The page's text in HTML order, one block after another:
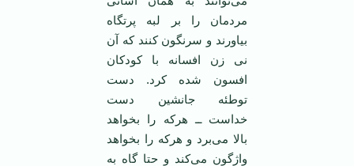
مردمان را بر لبه پرتگاه
بیاورند و سرنگون كنند كه آن
نی زن افسانه با كودكان
افسون شده كرد. دست
توطئه جانشین دست
خداست ــ هركه را بخواهد
بالا می‌برد و ‏هركه را بخواهد
واژگون می‌كند و حتا گاه به